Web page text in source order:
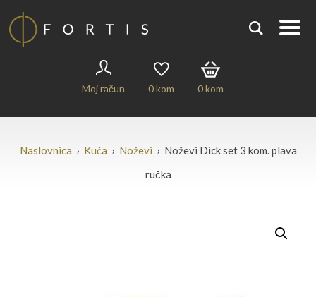
Moj račun 0kom 0kom
Naslovnica › Kuća › Noževi › Noževi Dick set 3 kom. plava
ručka